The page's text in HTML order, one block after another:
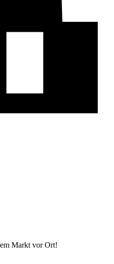
Markt vor Ort!